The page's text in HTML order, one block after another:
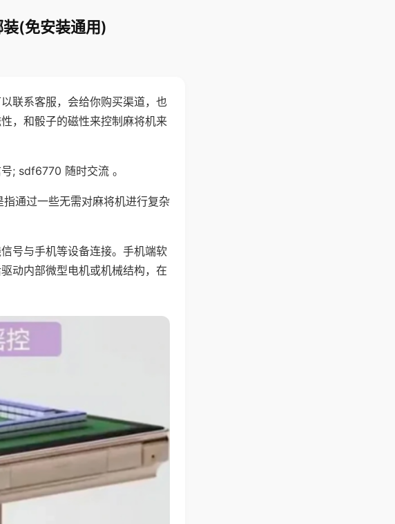
(免安装通用)
联系客服，会给你购买渠道，也
，和骰子的磁性来控制麻将机来
; sdf6770 随时交流 。
通过一些无需对麻将机进行复杂
号与手机等设备连接。手机端软
动内部微型电机或机械结构，在